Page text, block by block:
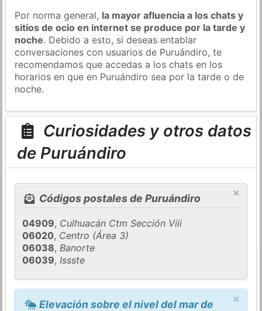
Por norma general, la mayor afluencia a los chats y
sitios de ocio en internet se produce por la tarde y
noche. Debido a esto, si deseas entablar
conversaciones con usuarios de Puruándiro, te
recomendamos que accedas a los chats en los
horarios en que en Puruándiro sea por la tarde o de
noche.
Curiosidades y otros datos
de Puruándiro
×
Códigos postales de Puruándiro
04909, Culhuacán Ctm Sección Viii
06020, Centro (Área 3)
06038,Banorte
06039,Issste
×
Elevación sobre el nivel del mar de